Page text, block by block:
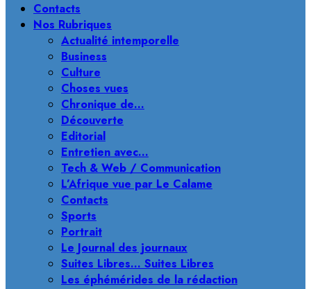
Contacts
Nos Rubriques
Actualité intemporelle
Business
Culture
Choses vues
Chronique de…
Découverte
Editorial
Entretien avec…
Tech & Web / Communication
L’Afrique vue par Le Calame
Contacts
Sports
Portrait
Le Journal des journaux
Suites Libres… Suites Libres
Les éphémérides de la rédaction